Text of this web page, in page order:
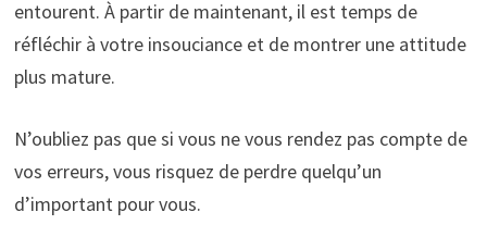
entourent. À partir de maintenant, il est temps de
réfléchir à votre insouciance et de montrer une attitude
plus mature.
N’oubliez pas que si vous ne vous rendez pas compte de
vos erreurs, vous risquez de perdre quelqu’un
d’important pour vous.